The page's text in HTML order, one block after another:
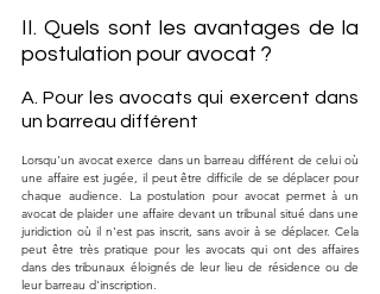
II. Quels sont les avantages de la
postulation pour avocat ?
A. Pour les avocats qui exercent dans
un barreau différent
Lorsqu'un avocat exerce dans un barreau différent de celui où
une affaire est jugée, il peut être difficile de se déplacer pour
chaque audience. La postulation pour avocat permet à un
avocat de plaider une affaire devant un tribunal situé dans une
juridiction où il n'est pas inscrit, sans avoir à se déplacer. Cela
peut être très pratique pour les avocats qui ont des affaires
dans des tribunaux éloignés de leur lieu de résidence ou de
leur barreau d'inscription.